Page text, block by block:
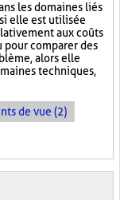
les domaines liés
elle est utilisée
aux coûts
pour comparer des
alors elle
techniques,
de vue (2)